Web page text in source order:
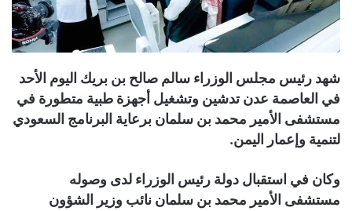
شهد رئيس مجلس الوزراء سالم صالح بن بريك اليوم الأحد
في العاصمة عدن تدشين وتشغيل أجهزة طبية متطورة في
مستشفى الأمير محمد بن سلمان برعاية البرنامج السعودي
لتنمية وإعمار اليمن.
وكان في استقبال دولة رئيس الوزراء لدى وصوله
مستشفى الأمير محمد بن سلمان نائب وزير الشؤون